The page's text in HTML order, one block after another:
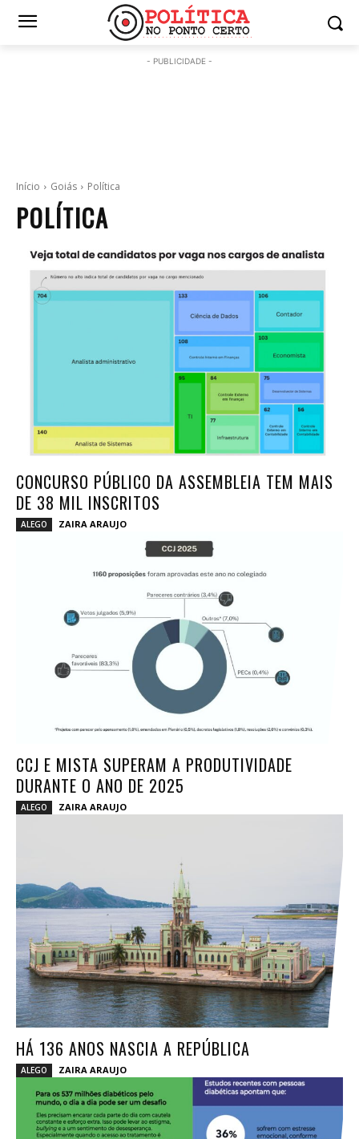
- PUBLICIDADE -
Início Goiás Política
POLÍTICA
CONCURSO PÚBLICO DA ASSEMBLEIA TEM MAIS
DE 38 MIL INSCRITOS
ALEGO ZAIRA ARAUJO
CCJ E MISTA SUPERAM A PRODUTIVIDADE
DURANTE O ANO DE 2025
ALEGO ZAIRA ARAUJO
HÁ 136 ANOS NASCIA A REPÚBLICA
ALEGO ZAIRA ARAUJO